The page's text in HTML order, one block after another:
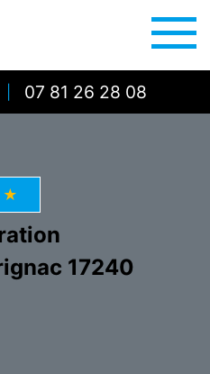
07 81 26 28 08
17240